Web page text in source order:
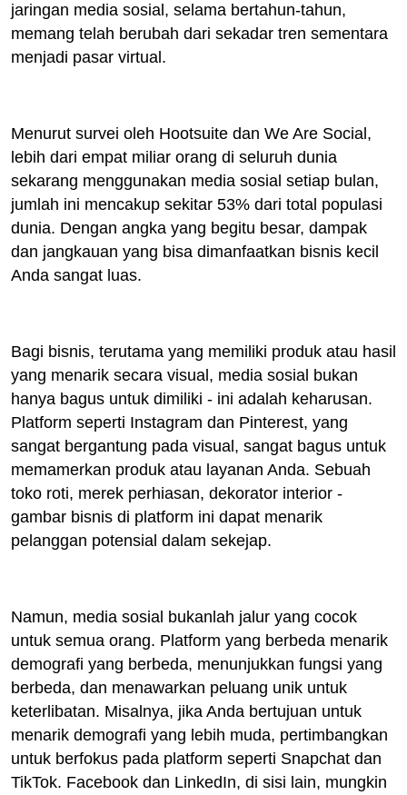
jaringan media sosial, selama bertahun-tahun,
memang telah berubah dari sekadar tren sementara
menjadi pasar virtual.
Menurut survei oleh Hootsuite dan We Are Social,
lebih dari empat miliar orang di seluruh dunia
sekarang menggunakan media sosial setiap bulan,
jumlah ini mencakup sekitar 53% dari total populasi
dunia. Dengan angka yang begitu besar, dampak
dan jangkauan yang bisa dimanfaatkan bisnis kecil
Anda sangat luas.
Bagi bisnis, terutama yang memiliki produk atau hasil
yang menarik secara visual, media sosial bukan
hanya bagus untuk dimiliki - ini adalah keharusan.
Platform seperti Instagram dan Pinterest, yang
sangat bergantung pada visual, sangat bagus untuk
memamerkan produk atau layanan Anda. Sebuah
toko roti, merek perhiasan, dekorator interior -
gambar bisnis di platform ini dapat menarik
pelanggan potensial dalam sekejap.
Namun, media sosial bukanlah jalur yang cocok
untuk semua orang. Platform yang berbeda menarik
demografi yang berbeda, menunjukkan fungsi yang
berbeda, dan menawarkan peluang unik untuk
keterlibatan. Misalnya, jika Anda bertujuan untuk
menarik demografi yang lebih muda, pertimbangkan
untuk berfokus pada platform seperti Snapchat dan
TikTok. Facebook dan LinkedIn, di sisi lain, mungkin